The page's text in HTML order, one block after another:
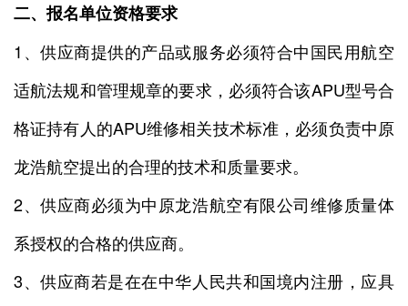
二、报名单位资格要求
1、供应商提供的产品或服务必须符合中国民用航空
适航法规和管理规章的要求，必须符合该APU型号合
格证持有人的APU维修相关技术标准，必须负责中原
龙浩航空提出的合理的技术和质量要求。
2、供应商必须为中原龙浩航空有限公司维修质量体
系授权的合格的供应商。
3、供应商若是在在中华人民共和国境内注册，应具